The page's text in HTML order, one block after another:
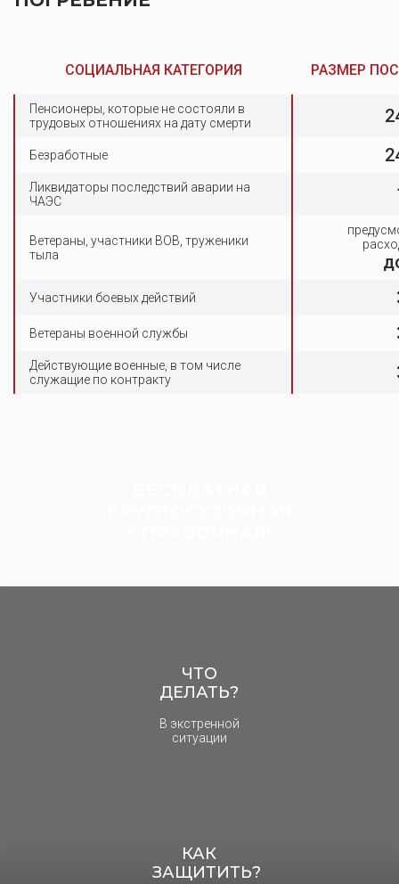
СОЦИАЛЬНАЯ КАТЕГОРИЯ РАЗМЕР
Пенсионеры, которые не состояли в
трудовых отношениях на дату смерти
Безработные
Ликвидаторы последствий аварии на
ЧАЭС
Ветераны, участники ВОВ, труженики
тыла
Участники боевых действий
Ветераны военной службы
Действующие военные, в том числе
служащие по контракту
ЧТО
ДЕЛАТЬ?
В экстренной
ситуации
КАК
ЗАЩИТИТЬ?